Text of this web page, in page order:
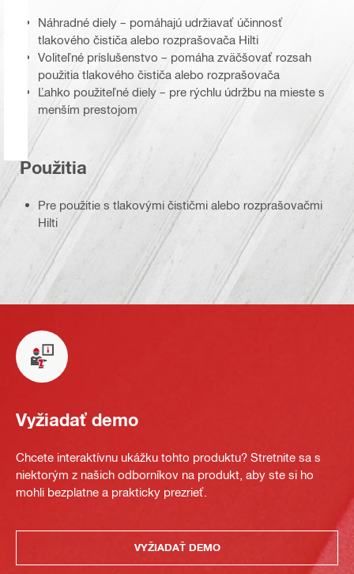
Náhradné diely – pomáhajú udržiavať účinnosť
tlakového čističa alebo rozprašovača Hilti
Voliteľné príslušenstvo – pomáha zväčšovať rozsah
použitia tlakového čističa alebo rozprašovača
Ľahko použiteľné diely – pre rýchlu údržbu na mieste s
menším prestojom
Použitia
Pre použitie s tlakovými čističmi alebo rozprašovačmi
Hilti
Vyžiadať demo
Chcete interaktívnu ukážku tohto produktu? Stretnite sa s
niektorým z našich odborníkov na produkt, aby ste si ho
mohli bezplatne a prakticky prezrieť.
VYŽIADAŤ DEMO